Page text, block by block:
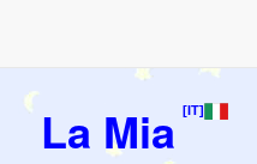
[IT]
La Mia